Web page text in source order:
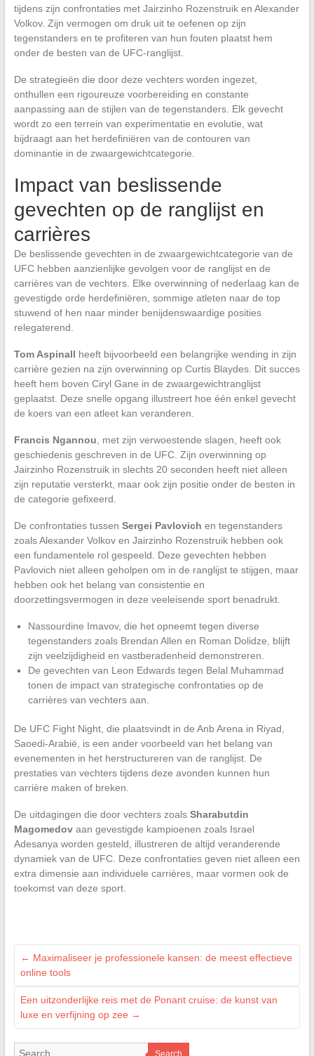
tijdens zijn confrontaties met Jairzinho Rozenstruik en Alexander
Volkov. Zijn vermogen om druk uit te oefenen op zijn
tegenstanders en te profiteren van hun fouten plaatst hem
onder de besten van de UFC-ranglijst.
De strategieën die door deze vechters worden ingezet,
onthullen een rigoureuze voorbereiding en constante
aanpassing aan de stijlen van de tegenstanders. Elk gevecht
wordt zo een terrein van experimentatie en evolutie, wat
bijdraagt aan het herdefiniëren van de contouren van
dominantie in de zwaargewichtcategorie.
Impact van beslissende
gevechten op de ranglijst en
carrières
De beslissende gevechten in de zwaargewichtcategorie van de
UFC hebben aanzienlijke gevolgen voor de ranglijst en de
carrières van de vechters. Elke overwinning of nederlaag kan de
gevestigde orde herdefiniëren, sommige atleten naar de top
stuwend of hen naar minder benijdenswaardige posities
relegaterend.
Tom Aspinall heeft bijvoorbeeld een belangrijke wending in zijn
carrière gezien na zijn overwinning op Curtis Blaydes. Dit succes
heeft hem boven Ciryl Gane in de zwaargewichtranglijst
geplaatst. Deze snelle opgang illustreert hoe één enkel gevecht
de koers van een atleet kan veranderen.
Francis Ngannou , met zijn verwoestende slagen, heeft ook
geschiedenis geschreven in de UFC. Zijn overwinning op
Jairzinho Rozenstruik in slechts 20 seconden heeft niet alleen
zijn reputatie versterkt, maar ook zijn positie onder de besten in
de categorie gefixeerd.
De confrontaties tussen Sergei Pavlovich en tegenstanders
zoals Alexander Volkov en Jairzinho Rozenstruik hebben ook
een fundamentele rol gespeeld. Deze gevechten hebben
Pavlovich niet alleen geholpen om in de ranglijst te stijgen, maar
hebben ook het belang van consistentie en
doorzettingsvermogen in deze veeleisende sport benadrukt.
Nassourdine Imavov, die het opneemt tegen diverse
tegenstanders zoals Brendan Allen en Roman Dolidze, blijft
zijn veelzijdigheid en vastberadenheid demonstreren.
De gevechten van Leon Edwards tegen Belal Muhammad
tonen de impact van strategische confrontaties op de
carrières van vechters aan.
De UFC Fight Night, die plaatsvindt in de Anb Arena in Riyad,
Saoedi-Arabië, is een ander voorbeeld van het belang van
evenementen in het herstructureren van de ranglijst. De
prestaties van vechters tijdens deze avonden kunnen hun
carrière maken of breken.
De uitdagingen die door vechters zoals Sharabutdin
Magomedovaan gevestigde kampioenen zoals Israel
Adesanya worden gesteld, illustreren de altijd veranderende
dynamiek van de UFC. Deze confrontaties geven niet alleen een
extra dimensie aan individuele carrières, maar vormen ook de
toekomst van deze sport.
← Maximaliseer je professionele kansen: de meest effectieve
online tools
Een uitzonderlijke reis met de Ponant cruise: de kunst van
luxe en verfijning op zee →
Search